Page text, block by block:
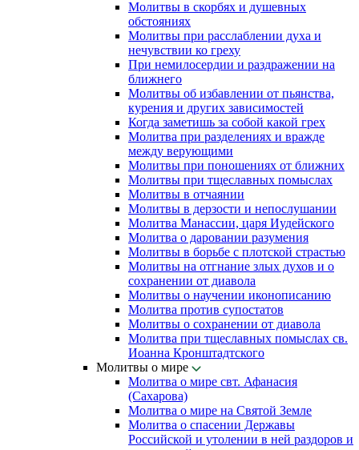
Молитвы в скорбях и душевных
обстояниях
Молитвы при расслаблении духа и
нечувствии ко греху
При немилосердии и раздражении на
ближнего
Молитвы об избавлении от пьянства,
курения и других зависимостей
Когда заметишь за собой какой грех
Молитва при разделениях и вражде
между верующими
Молитвы при поношениях от ближних
Молитвы при тщеславных помыслах
Молитвы в отчаянии
Молитвы в дерзости и непослушании
Молитва Манассии, царя Иудейского
Молитва о даровании разумения
Молитвы в борьбе с плотской страстью
Молитвы на отгнание злых духов и о
сохранении от диавола
Молитвы о научении иконописанию
Молитва против супостатов
Молитвы о сохранении от диавола
Молитва при тщеславных помыслах св.
Иоанна Кронштадтского
Молитвы о мире
Молитва о мире свт. Афанасия
(Сахарова)
Молитва о мире на Святой Земле
Молитва о спасении Державы
Российской и утолении в ней раздоров и